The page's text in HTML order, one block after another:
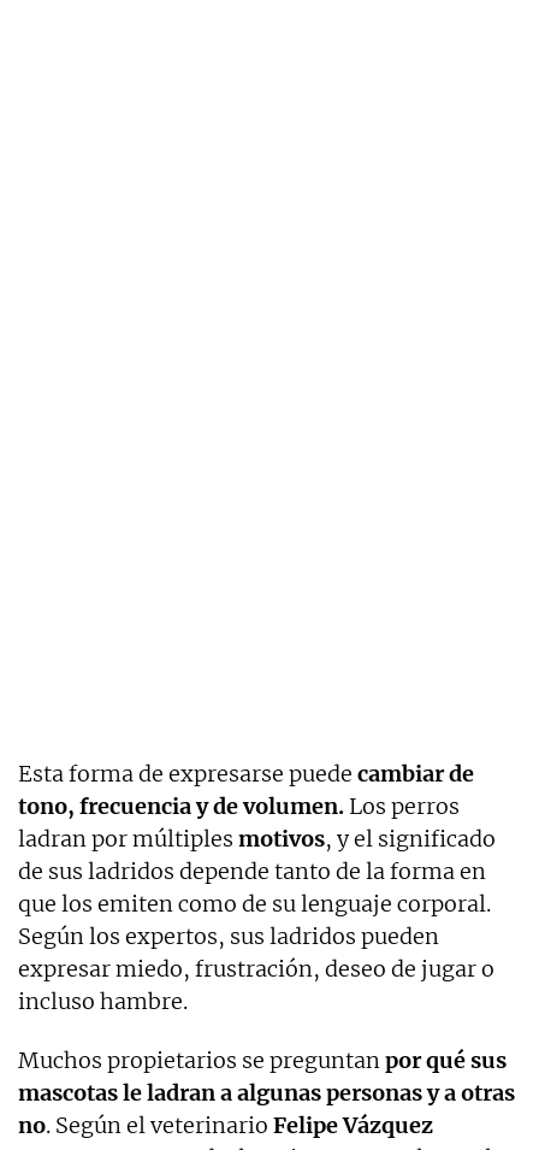
Esta forma de expresarse puede cambiar de
tono, frecuencia y de volumen. Los perros
ladran por múltiples motivos, y el significado
de sus ladridos depende tanto de la forma en
que los emiten como de su lenguaje corporal.
Según los expertos, sus ladridos pueden
expresar miedo, frustración, deseo de jugar o
incluso hambre.
Muchos propietarios se preguntanpor qué sus
mascotas le ladran a algunas personas y a otras
no. Según el veterinario Felipe Vázquez